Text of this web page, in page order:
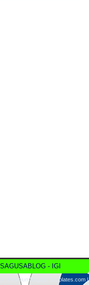
SAGUSABLOG - IGI
PremiumBloggerTemplates.com |